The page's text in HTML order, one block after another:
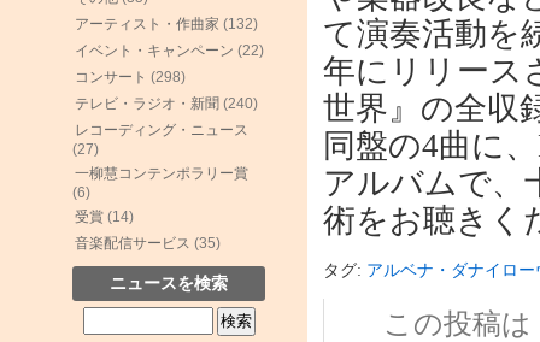
アーティスト・作曲家 (132)
イベント・キャンペーン (22)
コンサート (298)
テレビ・ラジオ・新聞 (240)
レコーディング・ニュース
(27)
一柳慧コンテンポラリー賞
(6)
受賞 (14)
音楽配信サービス (35)
ニュースを検索
て演奏活動を
年にリリース
世界』の全収
同盤の4曲に
アルバムで、
術をお聴きく
タグ: アルベナ・ダナイロー
この投稿